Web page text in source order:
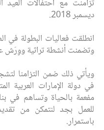
ديسمبر 2018.
انطلقت فعاليات البطولة في
وتضمنت أنشطة تراثية ووِرَش
ويأتي ذلك ضمن التزامنا
في دولة الإمارات العربية
مفعمة بالحياة وتساهم في
للعمل بجد لنتمكن من
باستمرار.